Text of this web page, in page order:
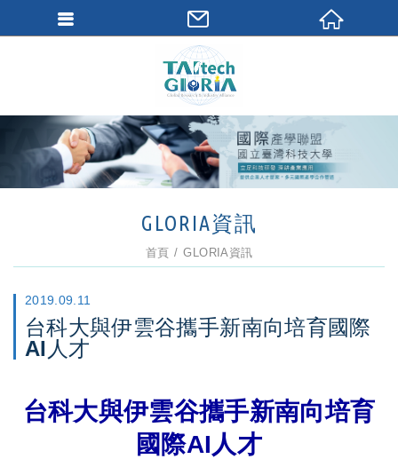
GLORIA資訊
首頁 GLORIA資訊
2019.09.11
台科大與伊雲谷攜手新南向培育國際
AI人才
台科大與伊雲谷攜手新南向培育
國際AI人才